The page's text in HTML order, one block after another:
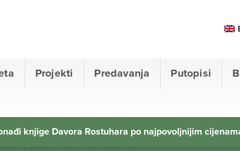
Projekti Predavanja Putopisi
knjige Davora Rostuhara po najpovoljnijim